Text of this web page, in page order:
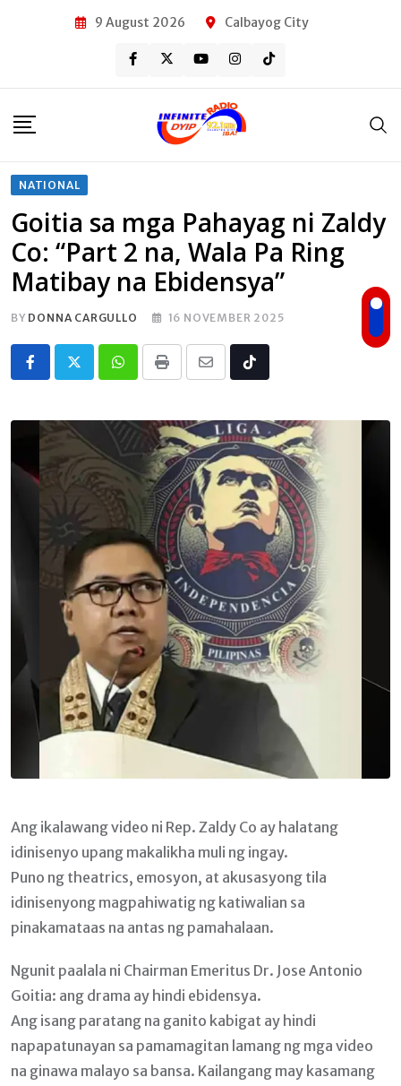
9 August 2026 Calbayog City
NATIONAL
Goitia sa mga Pahayag ni Zaldy
Co: “Part 2 na, Wala Pa Ring
Matibay na Ebidensya”
BY DONNA CARGULLO 16 NOVEMBER 2025
Whatsapp
Print
Share
Email
Tiktok
Ang ikalawang video ni Rep. Zaldy Co ay halatang
idinisenyo upang makalikha muli ng ingay.
Puno ng theatrics, emosyon, at akusasyong tila
idinisenyong magpahiwatig ng katiwalian sa
pinakamataas na antas ng pamahalaan.
Ngunit paalala ni Chairman Emeritus Dr. Jose Antonio
Goitia: ang drama ay hindi ebidensya.
Ang isang paratang na ganito kabigat ay hindi
napapatunayan sa pamamagitan lamang ng mga video
na ginawa malayo sa bansa. Kailangang may kasamang